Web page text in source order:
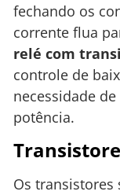
fechando os
corrente flua
relé com
controle de
necessidade
potência.
Os